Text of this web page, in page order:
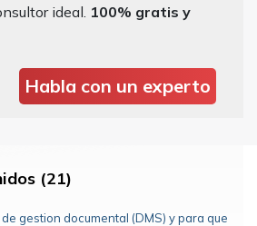
ideal. 100% gratis y
Habla con un experto
(21)
gestion documental (DMS) y para que